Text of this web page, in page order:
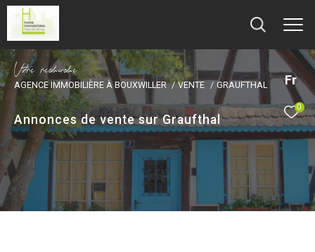
Fr
0
Vore recece
AGENCE IMMOBILIÈRE À BOUXWILLER VENTE GRAUFTHAL
Annonces de vente sur Graufthal